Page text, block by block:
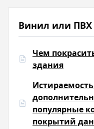
Винил или ПВХ
Чем
здания
популярные
покрытий